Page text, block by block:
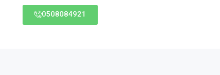
0508084921